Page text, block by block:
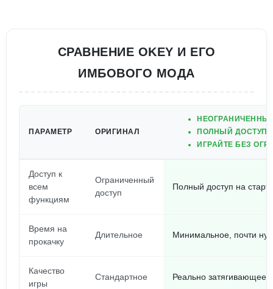
СРАВНЕНИЕ OKEY И ЕГО
ИМБОВОГО МОДА
ПАРАМЕТР ОРИГИНАЛ
ПОЛНЫЙ ДОСТУП
ИГРАЙТЕ БЕЗ
Доступ к
всем
функциям
Ограниченный
доступ
Полный доступ на
Время на
прокачку
Длительное Минимальное, почти
Качество
игры
Стандартное Реально затягивающее!